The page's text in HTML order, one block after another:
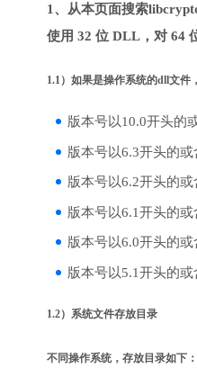
1、从本页面搜索
使用 32 位 DLL，对 64
1.1）如果是操作系统的dll文件
版本号以10.0开头的
版本号以6.3开头的
版本号以6.2开头的
版本号以6.1开头的
版本号以6.0开头的
版本号以5.1开头的
1.2）系统文件存放目录
不同操作系统，存放目录如下：